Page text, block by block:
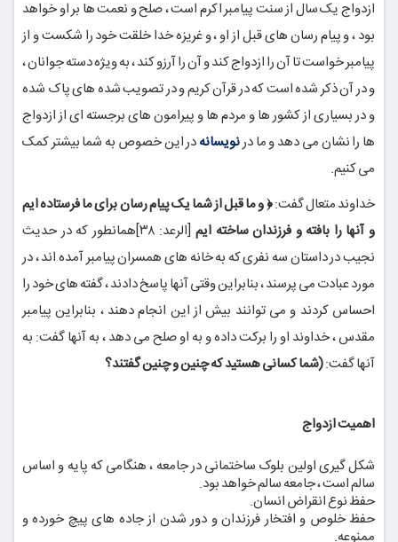
ازدواج یک سال از سنت پیامبر اکرم است ، صلح و نعمت ها بر او خواهد
بود ، و پیام رسان های قبل از او ، و غریزه خدا خلقت خود را شکست و از
پیامبر خواست تا آن را ازدواج کند و آن را آرزو کند ، به ویژه دسته جوانان ،
و در آن ذکر شده است که در قرآن کریم و در تصویب شده های پاک شده
و در بسیاری از کشور ها و مردم ها و پیرامون های برجسته ای از ازدواج
ها را نشان می دهد و ما درنویسانهدر این خصوص به شما بیشتر کمک
می کنیم.
خداوند متعال گفت:﴿ و ما قبل از شما یک پیام رسان برای ما فرستاده ایم
و آنها را بافته و فرزندان ساخته ایم
[الرعد: ۳۸]همانطور که در حدیث
نجیب در داستان سه نفری که به خانه های همسران پیامبر آمده اند ، در
مورد عبادت می پرسند ، بنابراین وقتی آنها پاسخ دادند ، گفته های خود را
احساس کردند و می توانند بیش از این انجام دهند ، بنابراین پیامبر
مقدس ، خداوند او را برکت داده و به او صلح می دهد ، به آنها گفت: به
آنها گفت:(شما کسانی هستید که چنین و چنین گفتند؟
اهمیت ازدواج
شکل گیری اولین بلوک ساختمانی در جامعه ، هنگامی که پایه و اساس
سالم است ، جامعه سالم خواهد بود.
حفظ نوع انقراض انسان.
حفظ خلوص و افتخار فرزندان و دور شدن از جاده های پیچ خورده و
ممنوعه.